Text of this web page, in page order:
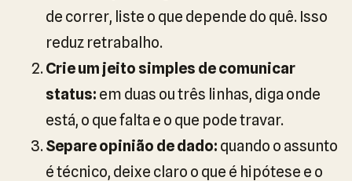
de correr, liste o que depende do quê. Isso
reduz retrabalho.
Crie um jeito simples de comunicar
status: em duas ou três linhas, diga onde
está, o que falta e o que pode travar.
Separe opinião de dado: quando o assunto
é técnico, deixe claro o que é hipótese e o